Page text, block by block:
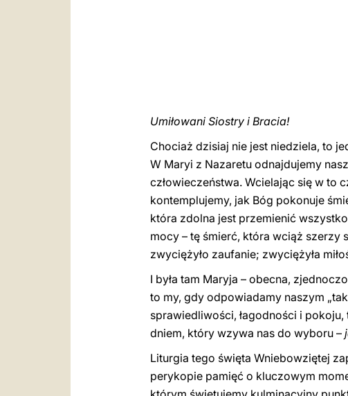
Umiłowani Siostry i Bracia!
Chociaż dzisiaj nie jest niedziela, to
W Maryi z Nazaretu odnajdujemy
człowieczeństwa. Wcielając się w to
kontemplujemy, jak Bóg pokonuje
która zdolna jest przemienić
mocy – tę śmierć, która wciąż szerzy
zwyciężyło zaufanie; zwyciężyła
I była tam Maryja – obecna,
to my, gdy odpowiadamy naszym
sprawiedliwości, łagodności i
dniem, który wzywa nas do wyboru –
Liturgia tego święta Wniebowziętej
perykopie pamięć o kluczowym